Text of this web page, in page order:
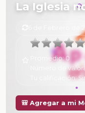
La Iglesia
6 de Febrero de
Promedio:0
Número de
Tu calificación:
🎒 Agregar a mi